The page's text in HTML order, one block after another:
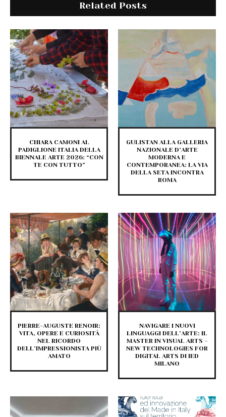
Related Posts
CHIARA CAMONI AL
PADIGLIONE ITALIA DELLA
BIENNALE ARTE 2026: “CON
TE CON TUTTO”
GULISTAN ALLA GALLERIA
NAZIONALE D’ARTE
MODERNA E
CONTEMPORANEA: LA VIA
DELLA SETA INCONTRA
ROMA
PIERRE-AUGUSTE RENOIR:
VITA, OPERE E CURIOSITÀ
NEL RICORDO
DELL’IMPRESSIONISTA PIÙ
AMATO
NAVIGARE I NUOVI
LINGUAGGI DELL’ARTE: IL
MASTER IN VISUAL ARTS –
NEW TECHNOLOGIES FOR
DIGITAL ARTS DI IED
MILANO